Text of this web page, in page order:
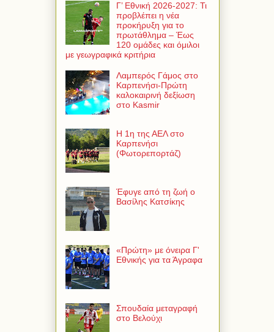
Γ’ Εθνική 2026-2027: Τι
προβλέπει η νέα
προκήρυξη για το
πρωτάθλημα – Έως
120 ομάδες και όμιλοι
με γεωγραφικά κριτήρια
Λαμπερός Γάμος στο
Καρπενήσι-Πρώτη
καλοκαιρινή δεξίωση
στο Kasmir
Η 1η της ΑΕΛ στο
Καρπενήσι
(Φωτορεπορτάζ)
Έφυγε από τη ζωή ο
Βασίλης Κατσίκης
«Πρώτη» με όνειρα Γ'
Εθνικής για τα Άγραφα
Σπουδαία μεταγραφή
στο Βελούχι